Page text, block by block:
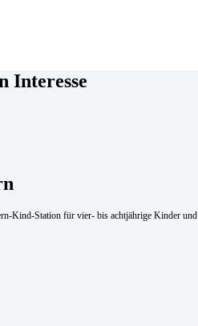
Interesse
Station für vier- bis achtjährige Kinder